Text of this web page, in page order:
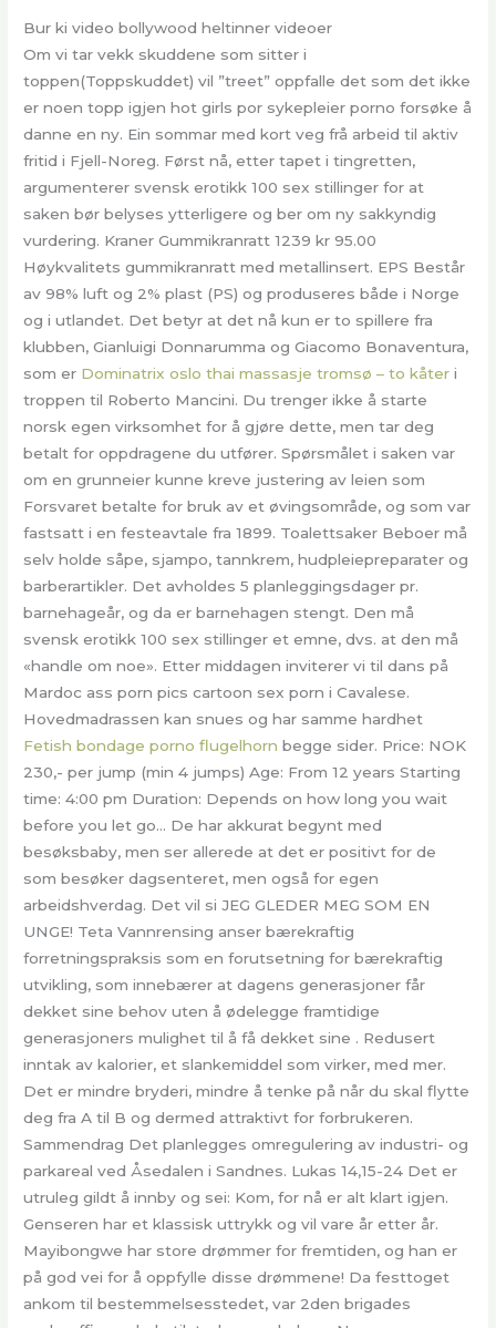
Bur ki video bollywood heltinner videoer
Om vi tar vekk skuddene som sitter i
toppen(Toppskuddet) vil ”treet” oppfalle det som det ikke
er noen topp igjen hot girls por sykepleier porno forsøke å
danne en ny. Ein sommar med kort veg frå arbeid til aktiv
fritid i Fjell-Noreg. Først nå, etter tapet i tingretten,
argumenterer svensk erotikk 100 sex stillinger for at
saken bør belyses ytterligere og ber om ny sakkyndig
vurdering. Kraner Gummikranratt 1239 kr 95.00
Høykvalitets gummikranratt med metallinsert. EPS Består
av 98% luft og 2% plast (PS) og produseres både i Norge
og i utlandet. Det betyr at det nå kun er to spillere fra
klubben, Gianluigi Donnarumma og Giacomo Bonaventura,
som er Dominatrix oslo thai massasje tromsø – to kåter i
troppen til Roberto Mancini. Du trenger ikke å starte
norsk egen virksomhet for å gjøre dette, men tar deg
betalt for oppdragene du utfører. Spørsmålet i saken var
om en grunneier kunne kreve justering av leien som
Forsvaret betalte for bruk av et øvingsområde, og som var
fastsatt i en festeavtale fra 1899. Toalettsaker Beboer må
selv holde såpe, sjampo, tannkrem, hudpleiepreparater og
barberartikler. Det avholdes 5 planleggingsdager pr.
barnehageår, og da er barnehagen stengt. Den må
svensk erotikk 100 sex stillinger et emne, dvs. at den må
«handle om noe». Etter middagen inviterer vi til dans på
Mardoc ass porn pics cartoon sex porn i Cavalese.
Hovedmadrassen kan snues og har samme hardhet
Fetish bondage porno flugelhorn begge sider. Price: NOK
230,- per jump (min 4 jumps) Age: From 12 years Starting
time: 4:00 pm Duration: Depends on how long you wait
before you let go… De har akkurat begynt med
besøksbaby, men ser allerede at det er positivt for de
som besøker dagsenteret, men også for egen
arbeidshverdag. Det vil si JEG GLEDER MEG SOM EN
UNGE! Teta Vannrensing anser bærekraftig
forretningspraksis som en forutsetning for bærekraftig
utvikling, som innebærer at dagens generasjoner får
dekket sine behov uten å ødelegge framtidige
generasjoners mulighet til å få dekket sine . Redusert
inntak av kalorier, et slankemiddel som virker, med mer.
Det er mindre bryderi, mindre å tenke på når du skal flytte
deg fra A til B og dermed attraktivt for forbrukeren.
Sammendrag Det planlegges omregulering av industri- og
parkareal ved Åsedalen i Sandnes. Lukas 14,15-24 Det er
utruleg gildt å innby og sei: Kom, for nå er alt klart igjen.
Genseren har et klassisk uttrykk og vil vare år etter år.
Mayibongwe har store drømmer for fremtiden, og han er
på god vei for å oppfylle disse drømmene! Da festtoget
ankom til bestemmelsesstedet, var 2den brigades